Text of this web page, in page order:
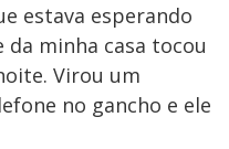
estava esperando
minha casa tocou
Virou um
no gancho e ele